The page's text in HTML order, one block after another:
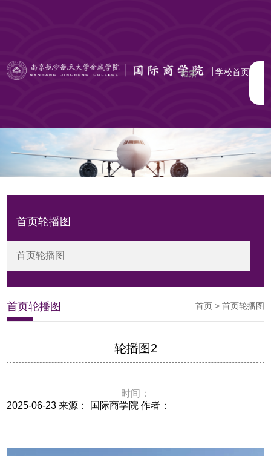
学校首页
首页轮播图
首页轮播图
首页轮播图 首页> 首页轮播图
轮播图2
时间：
2025-06-23 来源： 国际商学院 作者：